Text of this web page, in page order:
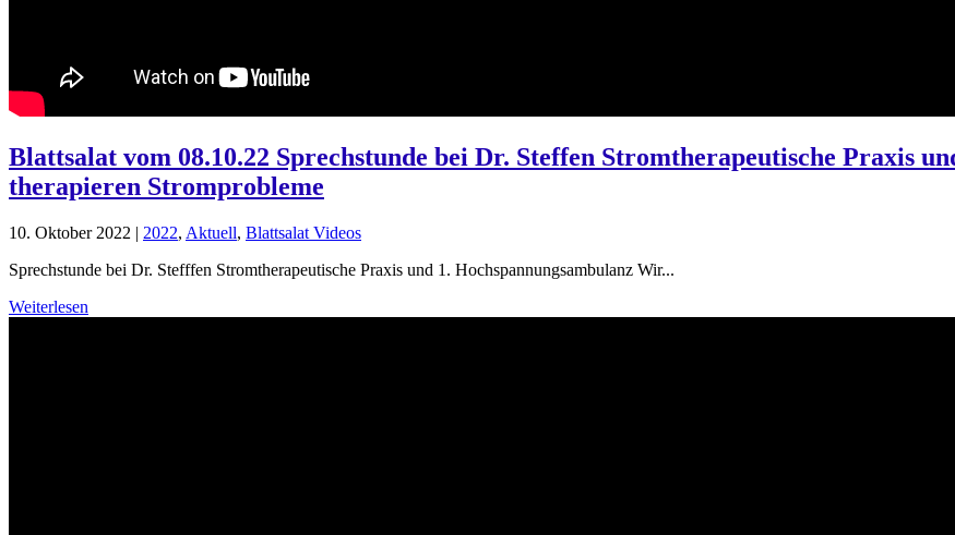
Blattsalat vom 08.10.22 Sprechstunde bei Dr. Steffen Stromtherapeutische Praxis
therapieren Stromprobleme
10. Oktober 2022 | 2022, Aktuell, Blattsalat Videos
Sprechstunde bei Dr. Stefffen Stromtherapeutische Praxis und 1. Hochspannungsambulanz Wir...
Weiterlesen